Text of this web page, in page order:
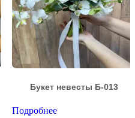
Букет невесты Б-013
Подробнее